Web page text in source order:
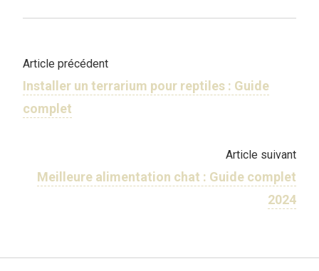
Article précédent
Installer un terrarium pour reptiles : Guide
complet
Article suivant
Meilleure alimentation chat : Guide complet
2024